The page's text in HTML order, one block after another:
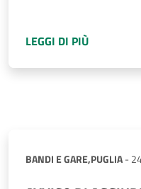
LEGGI DI PIÙ
BANDI E GARE,PUGLIA-